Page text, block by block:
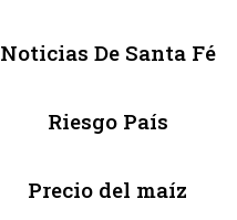
Noticias De Santa Fé
Riesgo País
Precio del maíz